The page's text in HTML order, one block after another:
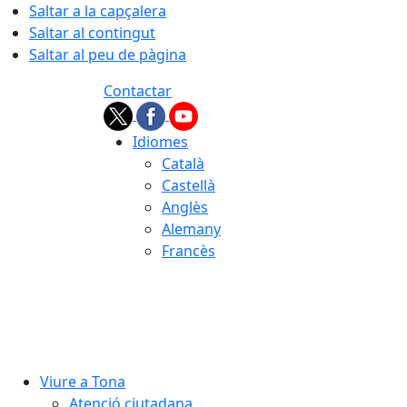
Saltar a la capçalera
Saltar al contingut
Saltar al peu de pàgina
Contactar
Idiomes
Català
Castellà
Anglès
Alemany
Francès
Viure a Tona